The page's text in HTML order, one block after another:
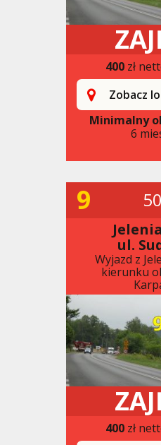
400zł
Zobacz
Minimalny
6
9
ul.
Wyjazd z
kierunku
400zł